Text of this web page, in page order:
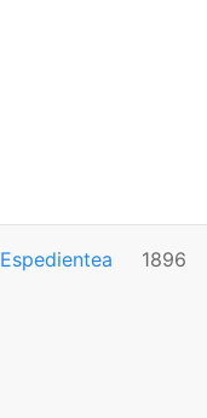
Espedientea 1896